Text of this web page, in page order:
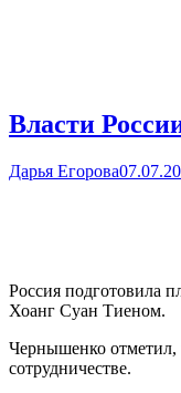
Власти
Дарья Егорова
Россия подготовила
Хоанг Суан Тиеном.
Чернышенко отметил,
сотрудничестве.